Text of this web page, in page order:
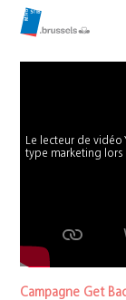
Le lecteur de
type marketing lors
Campagne Get